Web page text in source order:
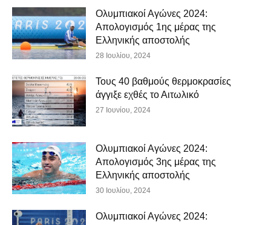
Ολυμπιακοί Αγώνες 2024:
Απολογισμός 1ης μέρας της
Ελληνικής αποστολής
28 Ιουλίου, 2024
Τους 40 βαθμούς θερμοκρασίες
άγγιξε εχθές το Αιτωλικό
27 Ιουνίου, 2024
Ολυμπιακοί Αγώνες 2024:
Απολογισμός 3ης μέρας της
Ελληνικής αποστολής
30 Ιουλίου, 2024
Ολυμπιακοί Αγώνες 2024: